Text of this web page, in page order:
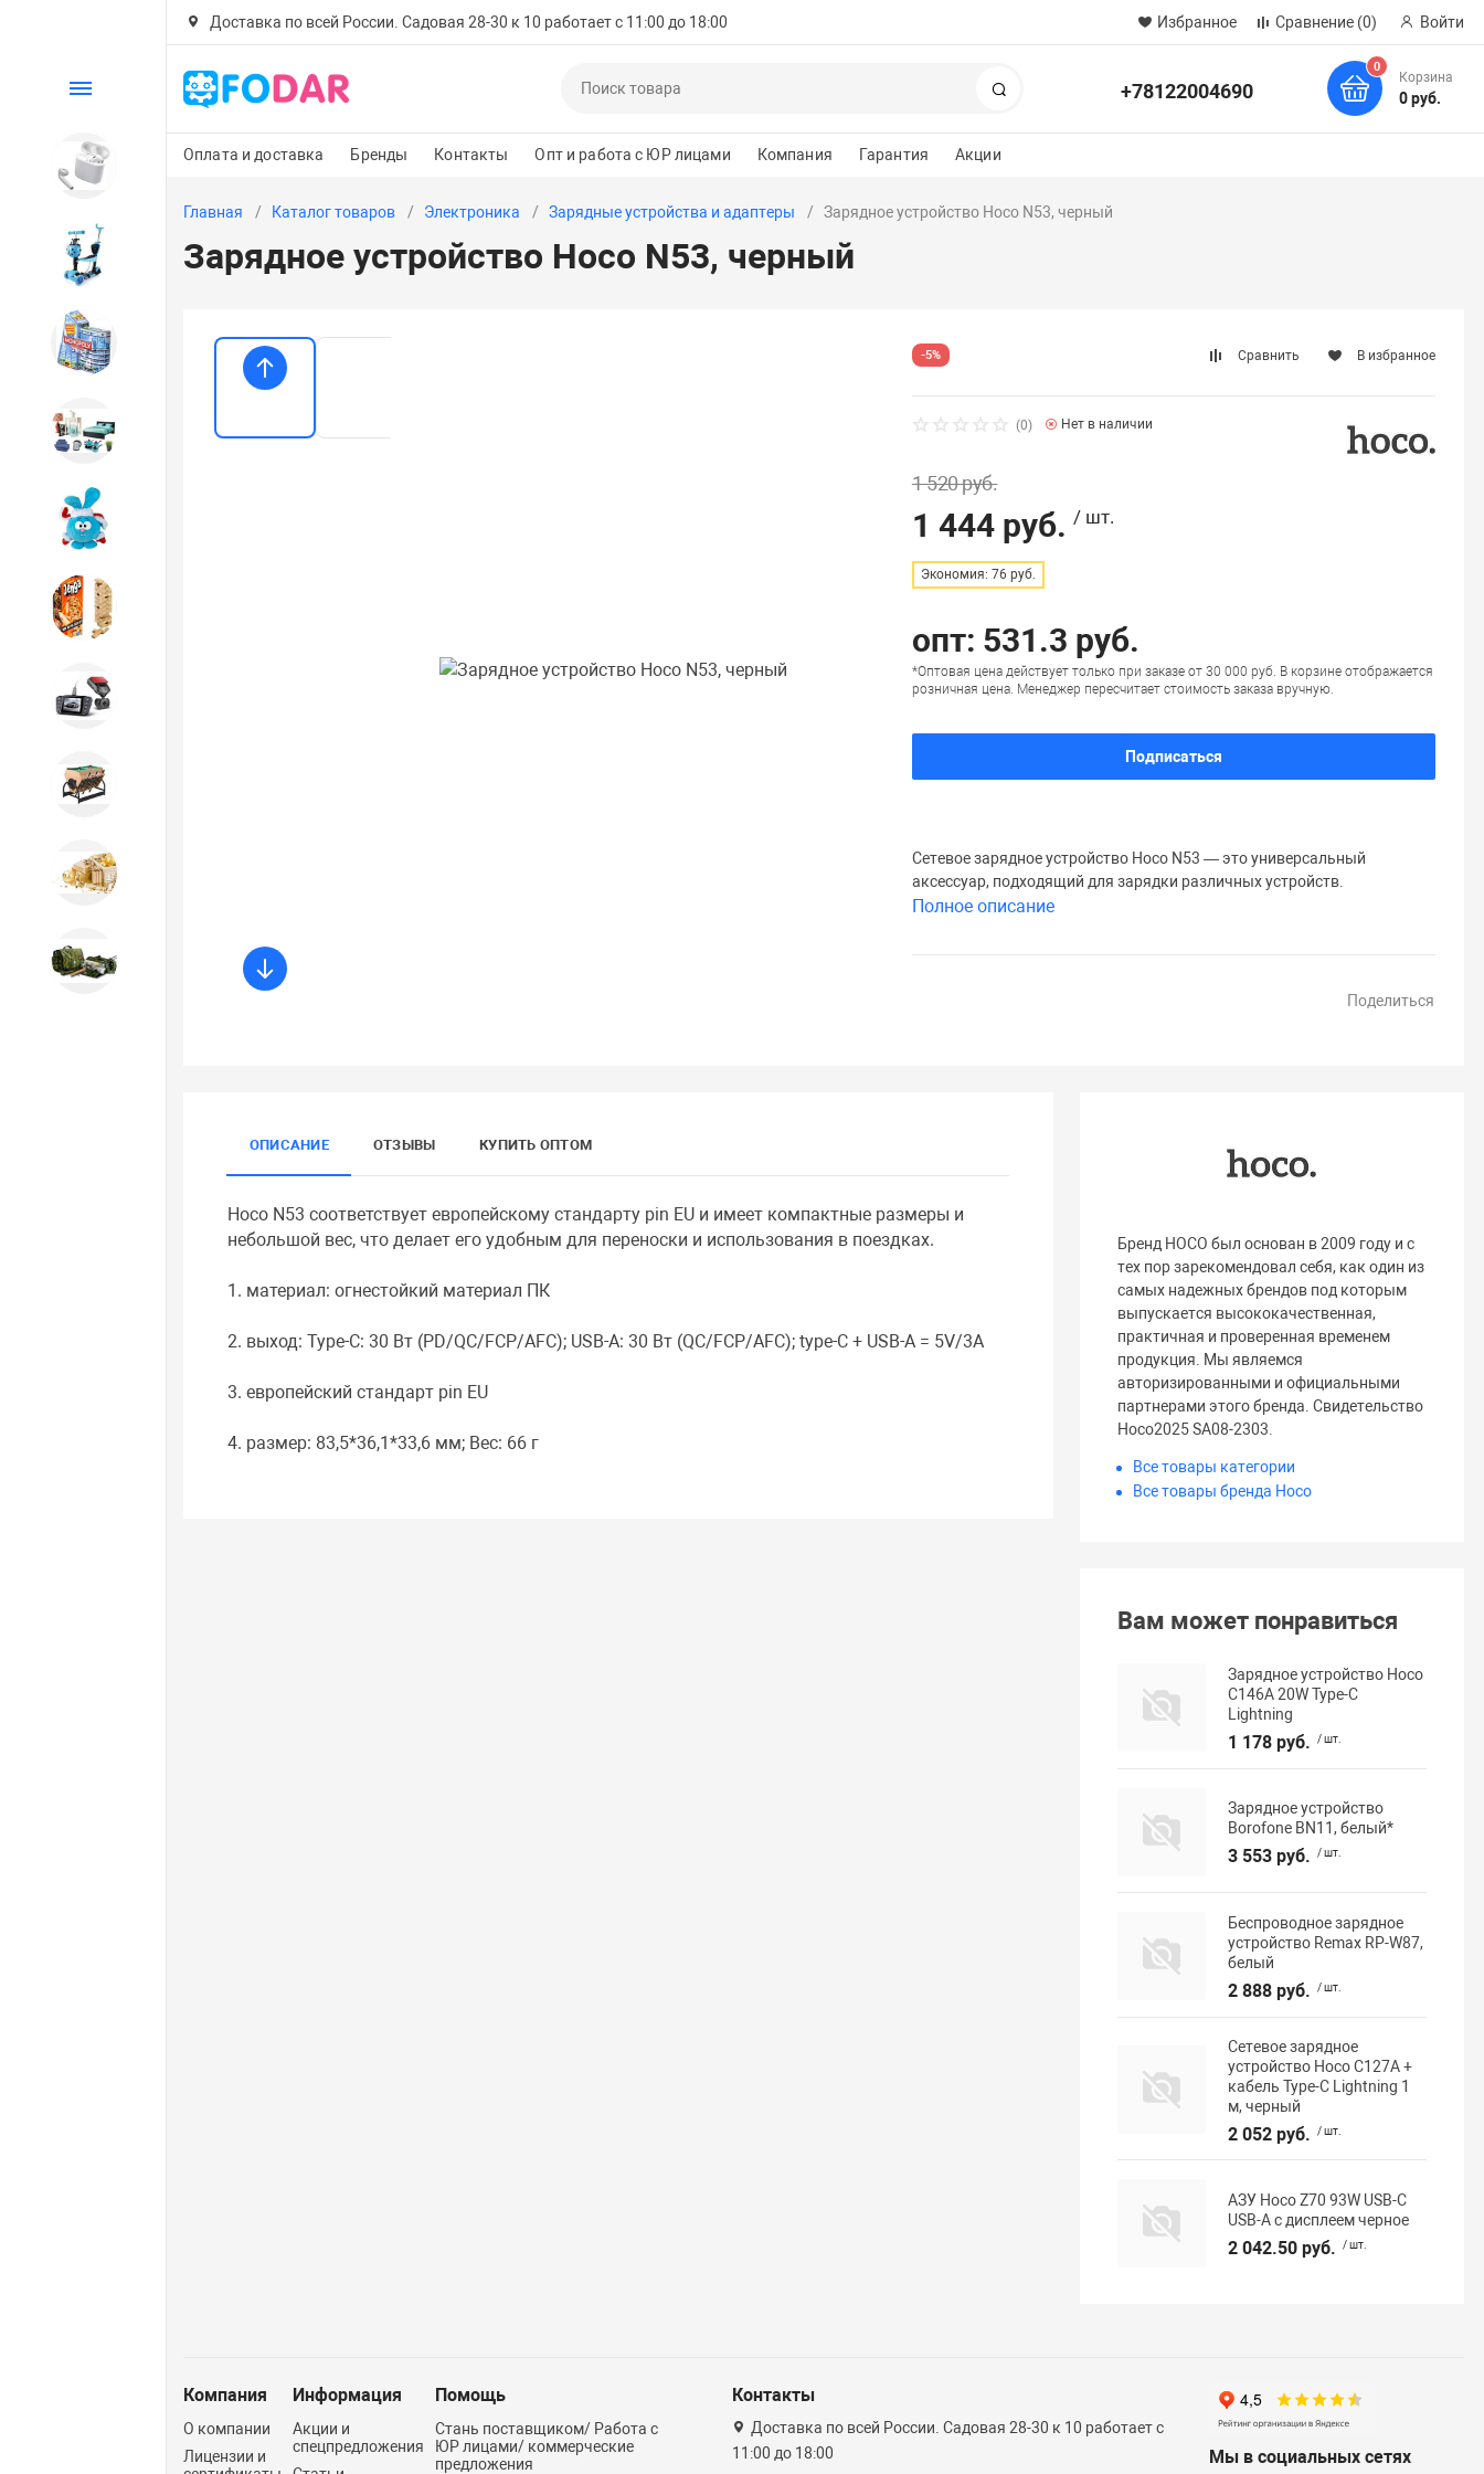
Доставка по всей России. Садовая 28-30 к 10 работает с 11:00 до 18:00 Избранное Сравнение (0) Войти
+78122004690
0
Корзина
0 руб.
Оплата и доставка Бренды Контакты Опт и работа с ЮР лицами Компания Гарантия Акции
Каталог
Электроника
Детский транспорт
Настольные игры
Дом и сад
Охота, спорт, туризм
Главная Каталог товаров Электроника Зарядные устройства и адаптеры Зарядное устройство Hoco N53, черный
Зарядное устройство Hoco N53, черный
Сравнить В избранное
-5%
(0) Нет в наличии
1 520 руб.
1 444 руб. / шт.
Экономия: 76 руб.
опт: 531.3 руб.
*Оптовая цена действует только при заказе от 30 000 руб. В корзине отображается
розничная цена. Менеджер пересчитает стоимость заказа вручную.
Подписаться
Сетевое зарядное устройство Hoco N53 — это универсальный
аксессуар, подходящий для зарядки различных устройств.
Полное описание
Поделиться
ОПИСАНИЕ ОТЗЫВЫ КУПИТЬ ОПТОМ
Hoco N53 соответствует европейскому стандарту pin EU и имеет компактные размеры и
небольшой вес, что делает его удобным для переноски и использования в поездках.
1. материал: огнестойкий материал ПК
2. выход: Type-C: 30 Вт (PD/QC/FCP/AFC); USB-A: 30 Вт (QC/FCP/AFC); type-C + USB-A = 5V/3A
3. европейский стандарт pin EU
4. размер: 83,5*36,1*33,6 мм; Вес: 66 г
Бренд HOCO был основан в 2009 году и с
тех пор зарекомендовал себя, как один из
самых надежных брендов под которым
выпускается высококачественная,
практичная и проверенная временем
продукция. Мы являемся
авторизированными и официальными
партнерами этого бренда. Свидетельство
Hoco2025 SA08-2303.
Все товары категории
Все товары бренда Hoco
Вам может понравиться
Зарядное устройство Hoco
C146A 20W Type-C
Lightning
1 178 руб. / шт.
Зарядное устройство
Borofone BN11, белый*
3 553 руб. / шт.
Беспроводное зарядное
устройство Remax RP-W87,
белый
2 888 руб. / шт.
Сетевое зарядное
устройство Hoco C127A +
кабель Type-C Lightning 1
м, черный
2 052 руб. / шт.
АЗУ Hoco Z70 93W USB-C
USB-A с дисплеем черное
2 042.50 руб. / шт.
Компания
О компании
Лицензии и
Информация
Акции и
спецпредложения
Помощь
Стань поставщиком/ Работа с
ЮР лицами/ коммерческие
предложения
Контакты
Доставка по всей России. Садовая 28-30 к 10 работает с
11:00 до 18:00
Мы в социальных сетях